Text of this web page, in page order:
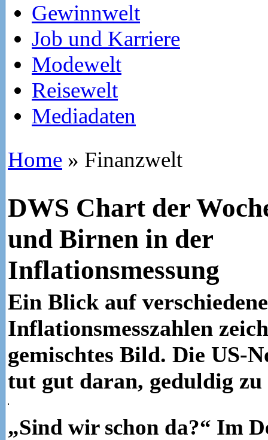
Gewinnwelt
Job und Karriere
Modewelt
Reisewelt
Mediadaten
Home » Finanzwelt
DWS Chart der
und Birnen in der
Inflationsmessung
Ein Blick auf verschiedene
Inflationsmesszahlen
gemischtes Bild. Die US-
tut gut daran, geduldig zu
„Sind wir schon da?“ Im